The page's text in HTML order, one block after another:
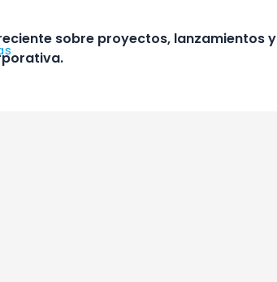
sobre proyectos, lanzamientos y